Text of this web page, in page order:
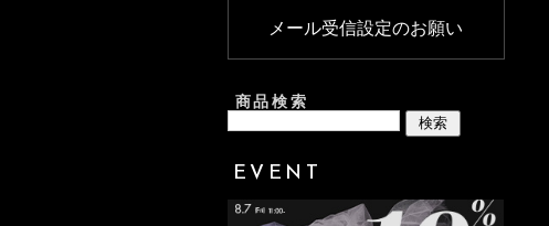
メール受信設定のお願い
商品検索
EVENT